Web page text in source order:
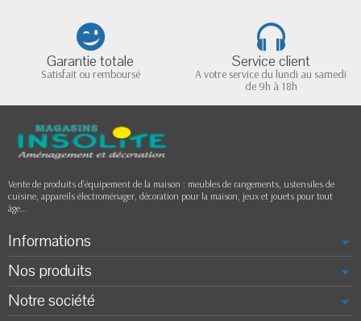
Garantie totale
Satisfait ou remboursé
Service client
A votre service du lundi au samedi
de 9h à 18h
Vente de produits d'équipement de la maison : meubles de rangements, ustensiles de
cuisine, appareils électroménager, décoration pour la maison, jeux et jouets pour tout
âge...
Informations
Nos produits
Notre société